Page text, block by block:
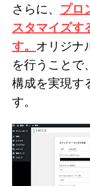
さらに、 プロ
スタマイズ
す。オリジナ
を行うこと
構成を実現す
す。